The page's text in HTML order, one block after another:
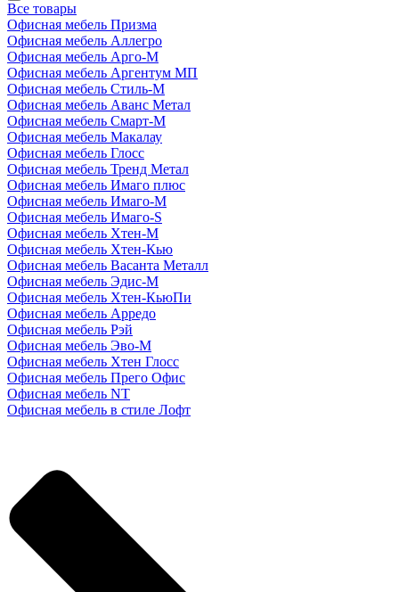
Все товары
Офисная мебель Призма
Офисная мебель Аллегро
Офисная мебель Арго-М
Офисная мебель Аргентум МП
Офисная мебель Стиль-М
Офисная мебель Аванс Метал
Офисная мебель Смарт-М
Офисная мебель Макалау
Офисная мебель Глосс
Офисная мебель Тренд Метал
Офисная мебель Имаго плюс
Офисная мебель Имаго-М
Офисная мебель Имаго-S
Офисная мебель Хтен-M
Офисная мебель Хтен-Кью
Офисная мебель Васанта Металл
Офисная мебель Эдис-M
Офисная мебель Хтен-КьюПи
Офисная мебель Арредо
Офисная мебель Рэй
Офисная мебель Эво-M
Офисная мебель Хтен Глосс
Офисная мебель Прего Офис
Офисная мебель NT
Офисная мебель в стиле Лофт